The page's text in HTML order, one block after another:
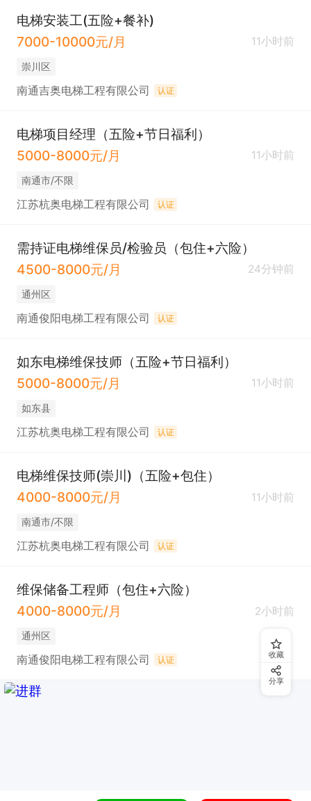
电梯安装工(五险+餐补)
7000-10000元/月
11小时前
崇川区
南通吉奥电梯工程有限公司 认证
电梯项目经理（五险+节日福利）
5000-8000元/月
11小时前
南通市/不限
江苏杭奥电梯工程有限公司 认证
需持证电梯维保员/检验员（包住+六险）
4500-8000元/月
24分钟前
通州区
南通俊阳电梯工程有限公司 认证
如东电梯维保技师（五险+节日福利）
5000-8000元/月
11小时前
如东县
江苏杭奥电梯工程有限公司 认证
电梯维保技师(崇川)（五险+包住）
4000-8000元/月
11小时前
南通市/不限
江苏杭奥电梯工程有限公司 认证
维保储备工程师（包住+六险）
4000-8000元/月
2小时前
通州区
南通俊阳电梯工程有限公司 认证 收藏
分享